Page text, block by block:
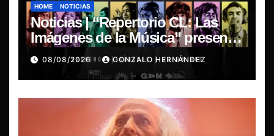
HOME NOTICIAS
Noticias | “Repertorio CL: Las
Imágenes de la Música” presenta
la esencia del nuevo sonido
nacional
08/08/2026 GONZALO HERNÁNDEZ